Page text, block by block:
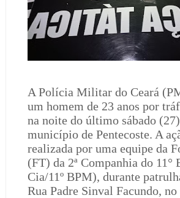
A Polícia Militar do Ceará
um homem de 23 anos por
na noite do último sábado
município de Pentecoste. A
realizada por uma equipe da
(FT) da 2ª Companhia do 11°
Cia/11º BPM), durante
Rua Padre Sinval Facundo,